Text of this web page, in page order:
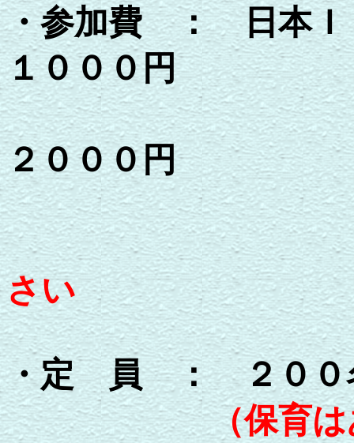
・参加費 ： 日本
１０００円
非
２０００円
＊当
さい
・定 員 ： ２００
（保育